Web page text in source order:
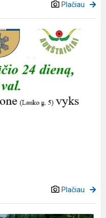
Plačiau
Plačiau